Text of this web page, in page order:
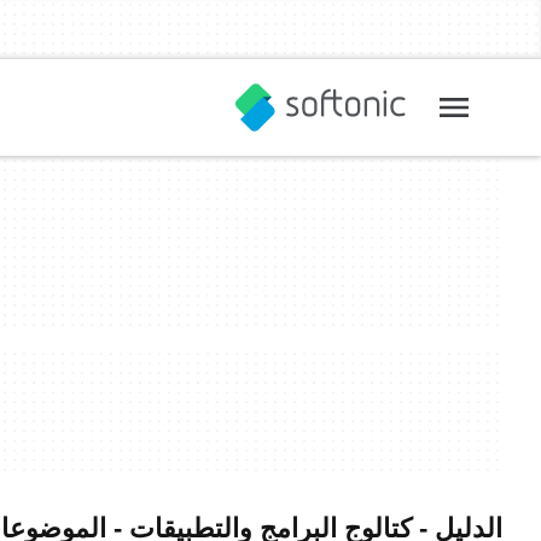
الدليل - كتالوج البرامج والتطبيقات -